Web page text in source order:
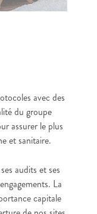
avec des
du groupe
assurer le plus
et sanitaire.
audits et ses
La
capitale